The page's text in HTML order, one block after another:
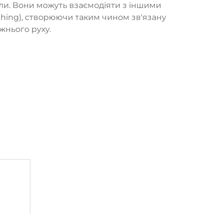
Вони можуть взаємодіяти з іншими
створюючи таким чином зв'язану
руху.